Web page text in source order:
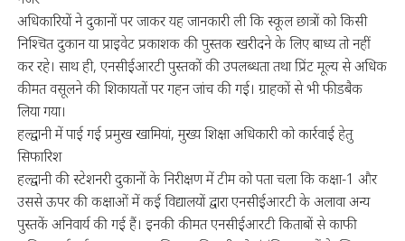
अधिकारियों ने दुकानों पर जाकर यह जानकारी ली कि स्कूल छात्रों को किसी
निश्चित दुकान या प्राइवेट प्रकाशक की पुस्तक खरीदने के लिए बाध्य तो नहीं
कर रहे। साथ ही, एनसीईआरटी पुस्तकों की उपलब्धता तथा प्रिंट मूल्य से अधिक
कीमत वसूलने की शिकायतों पर गहन जांच की गई। ग्राहकों से भी फीडबैक
लिया गया।
हल्द्वानी में पाई गई प्रमुख खामियां, मुख्य शिक्षा अधिकारी को कार्रवाई हेतु
सिफारिश
हल्द्वानी की स्टेशनरी दुकानों के निरीक्षण में टीम को पता चला कि कक्षा-1 और
उससे ऊपर की कक्षाओं में कई विद्यालयों द्वारा एनसीईआरटी के अलावा अन्य
पुस्तकें अनिवार्य की गई हैं। इनकी कीमत एनसीईआरटी किताबों से काफी